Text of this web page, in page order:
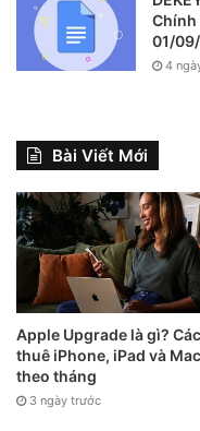
cho phiên bản 64 và
lục và đỏ.
Chính
01/
4
Bài Viết Mới
Apple Upgrade là gì?
thuê iPhone, iPad và Mac
theo tháng
3 ngày trước